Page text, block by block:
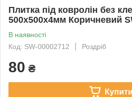
Плитка під ковролін без
500х500х4мм Коричневий
В наявності
Код: SW-00002712
Роздріб
80 ₴
Купити